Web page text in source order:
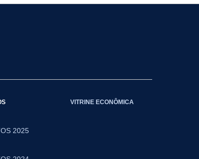
2025
VITRINE ECONÔMICA